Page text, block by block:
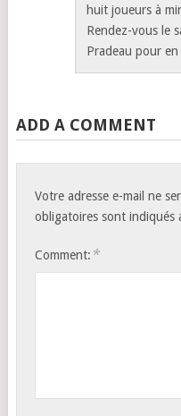
huit joueurs à
Rendez-vous le
Pradeau pour
ADD A COMMENT
Votre adresse e-mail ne
obligatoires sont indiqués
Comment: *